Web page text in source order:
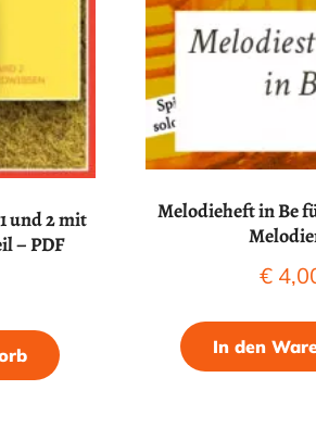
und 2 mit
– PDF
Melodieheft in Be
€
In den